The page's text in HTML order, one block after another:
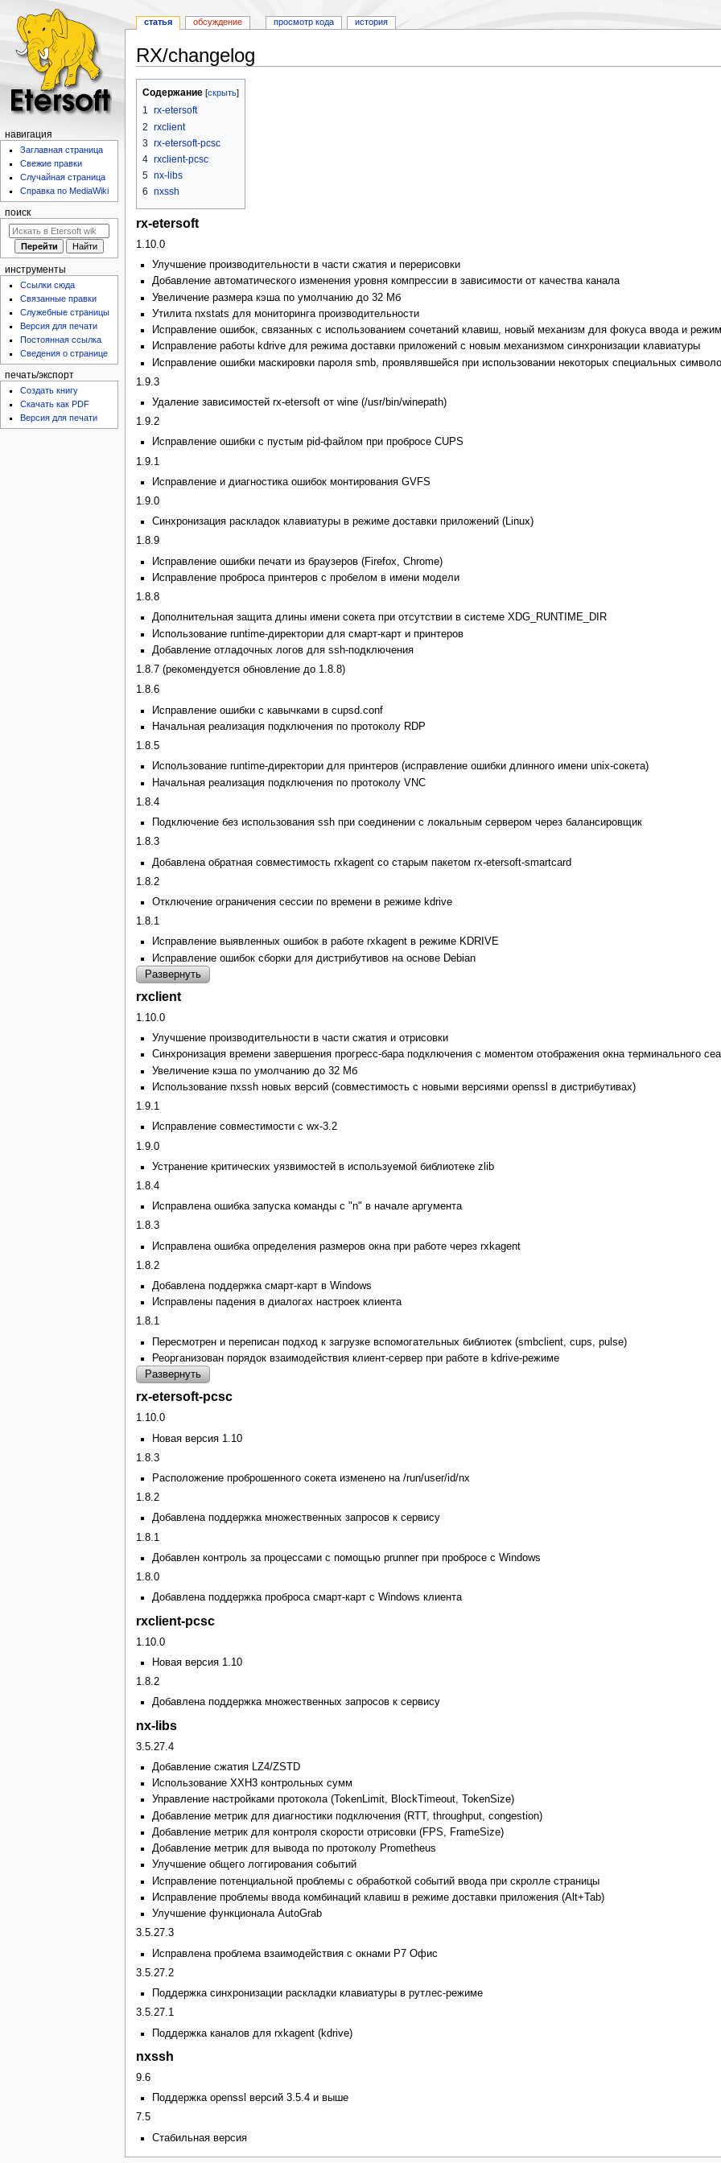
RX/changelog
навигации
поиску
Содержание
1 rx-etersoft
2 rxclient
3 rx-etersoft-pcsc
4 rxclient-pcsc
5 nx-libs
6 nxssh
rx-etersoft
1.10.0
Улучшение производительности в части сжатия и перерисовки
Добавление автоматического изменения уровня компрессии в зависимости от качества канала
Увеличение размера кэша по умолчанию до 32 Мб
Утилита nxstats для мониторинга производительности
Исправление ошибок, связанных с использованием сочетаний клавиш, новый механизм для фокуса ввода и
Исправление работы kdrive для режима доставки приложений с новым механизмом синхронизации клавиатуры
Исправление ошибки маскировки пароля smb, проявлявшейся при использовании некоторых специальных
1.9.3
Удаление зависимостей rx-etersoft от wine (/usr/bin/winepath)
1.9.2
Исправление ошибки с пустым pid-файлом при пробросе CUPS
1.9.1
Исправление и диагностика ошибок монтирования GVFS
1.9.0
Синхронизация раскладок клавиатуры в режиме доставки приложений (Linux)
1.8.9
Исправление ошибки печати из браузеров (Firefox, Chrome)
Исправление проброса принтеров с пробелом в имени модели
1.8.8
Дополнительная защита длины имени сокета при отсутствии в системе XDG_RUNTIME_DIR
Использование runtime-директории для смарт-карт и принтеров
Добавление отладочных логов для ssh-подключения
1.8.7 (рекомендуется обновление до 1.8.8)
1.8.6
Исправление ошибки с кавычками в cupsd.conf
Начальная реализация подключения по протоколу RDP
1.8.5
Использование runtime-директории для принтеров (исправление ошибки длинного имени unix-сокета)
Начальная реализация подключения по протоколу VNC
1.8.4
Подключение без использования ssh при соединении с локальным сервером через балансировщик
1.8.3
Добавлена обратная совместимость rxkagent со старым пакетом rx-etersoft-smartcard
1.8.2
Отключение ограничения сессии по времени в режиме kdrive
1.8.1
Исправление выявленных ошибок в работе rxkagent в режиме KDRIVE
Исправление ошибок сборки для дистрибутивов на основе Debian
Развернуть
rxclient
1.10.0
Улучшение производительности в части сжатия и отрисовки
Синхронизация времени завершения прогресс-бара подключения с моментом отображения окна терминального
Увеличение кэша по умолчанию до 32 Мб
Использование nxssh новых версий (совместимость с новыми версиями openssl в дистрибутивах)
1.9.1
Исправление совместимости с wx-3.2
1.9.0
Устранение критических уязвимостей в используемой библиотеке zlib
1.8.4
Исправлена ошибка запуска команды с "n" в начале аргумента
1.8.3
Исправлена ошибка определения размеров окна при работе через rxkagent
1.8.2
Добавлена поддержка смарт-карт в Windows
Исправлены падения в диалогах настроек клиента
1.8.1
Пересмотрен и переписан подход к загрузке вспомогательных библиотек (smbclient, cups, pulse)
Реорганизован порядок взаимодействия клиент-сервер при работе в kdrive-режиме
Развернуть
rx-etersoft-pcsc
1.10.0
Новая версия 1.10
1.8.3
Расположение проброшенного сокета изменено на /run/user/id/nx
1.8.2
Добавлена поддержка множественных запросов к сервису
1.8.1
Добавлен контроль за процессами с помощью prunner при пробросе с Windows
1.8.0
Добавлена поддержка проброса смарт-карт с Windows клиента
rxclient-pcsc
1.10.0
Новая версия 1.10
1.8.2
Добавлена поддержка множественных запросов к сервису
nx-libs
3.5.27.4
Добавление сжатия LZ4/ZSTD
Использование XXH3 контрольных сумм
Управление настройками протокола (TokenLimit, BlockTimeout, TokenSize)
Добавление метрик для диагностики подключения (RTT, throughput, congestion)
Добавление метрик для контроля скорости отрисовки (FPS, FrameSize)
Добавление метрик для вывода по протоколу Prometheus
Улучшение общего логгирования событий
Исправление потенциальной проблемы с обработкой событий ввода при скролле страницы
Исправление проблемы ввода комбинаций клавиш в режиме доставки приложения (Alt+Tab)
Улучшение функционала AutoGrab
3.5.27.3
Исправлена проблема взаимодействия с окнами Р7 Офис
3.5.27.2
Поддержка синхронизации раскладки клавиатуры в рутлес-режиме
3.5.27.1
Поддержка каналов для rxkagent (kdrive)
nxssh
9.6
Поддержка openssl версий 3.5.4 и выше
7.5
Стабильная версия
статья обсуждение просмотр кода история
навигация
Заглавная страница
Свежие правки
Случайная страница
Справка по MediaWiki
поиск
инструменты
Ссылки сюда
Связанные правки
Служебные страницы
Версия для печати
Постоянная ссылка
Сведения о странице
печать/экспорт
Создать книгу
Скачать как PDF
Версия для печати